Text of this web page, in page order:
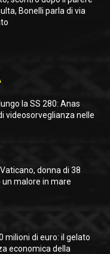
Bonelli parla di via
la SS 280: Anas
videosorveglianza nelle
donna di 38
malore in mare
milioni di euro: il gelato
economica della